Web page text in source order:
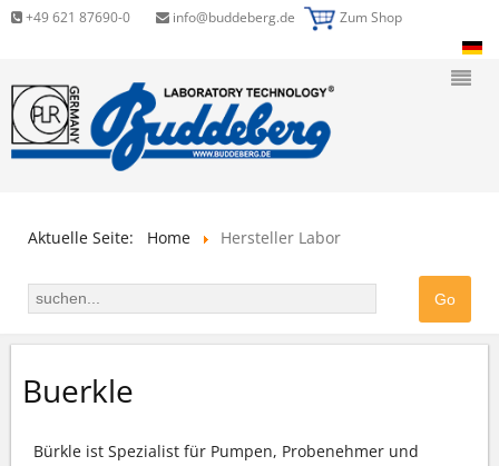
+49 621 87690-0 info@buddeberg.de Zum Shop
Aktuelle Seite: Home Hersteller Labor
Buerkle
Bürkle ist Spezialist für Pumpen, Probenehmer und